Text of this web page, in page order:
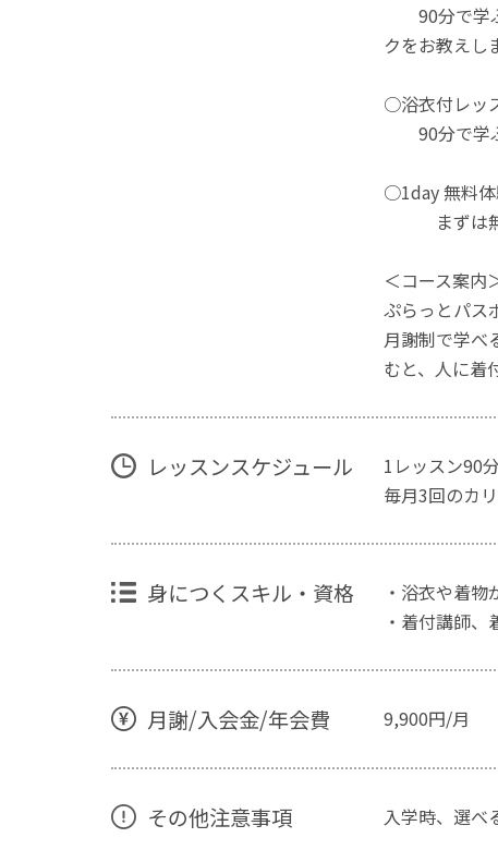
90分で学ぶ
クをお教えし
○浴衣付レッ
90分で学ぶ
○1day 無料
まずは無料
＜コース案内
ぷらっとパ
月謝制で学べ
むと、人に着
レッスンスケジュール
1レッスン90
毎月3回のカ
身につくスキル・資格
・浴衣や着
・着付講師
月謝/入会金/年会費 9,900円/月
その他注意事項 入学時、選べ